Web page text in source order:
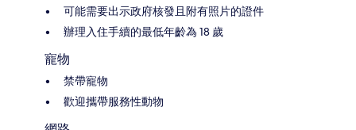
可能需要出示政府核發且附有照片的證件
辦理入住手續的最低年齡為 18 歲
寵物
禁帶寵物
歡迎攜帶服務性動物